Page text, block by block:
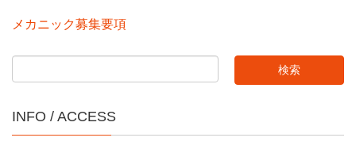
メカニック募集要項
INFO / ACCESS